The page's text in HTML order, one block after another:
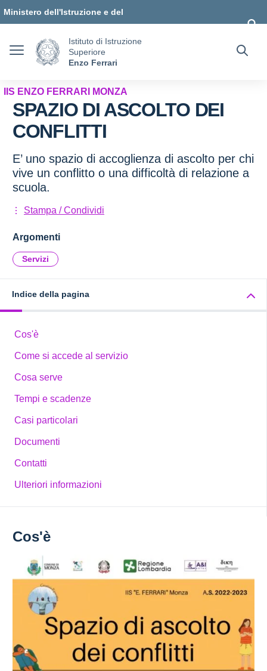
Ministero dell'Istruzione e del
Istituto di Istruzione
Superiore
Enzo Ferrari
IIS ENZO FERRARI MONZA
SPAZIO DI ASCOLTO DEI
CONFLITTI
E’ uno spazio di accoglienza di ascolto per chi
vive un conflitto o una difficoltà di relazione a
scuola.
Stampa / Condividi
Argomenti
Servizi
Indice della pagina
Cos'è
Come si accede al servizio
Cosa serve
Tempi e scadenze
Casi particolari
Documenti
Contatti
Ulteriori informazioni
Cos'è